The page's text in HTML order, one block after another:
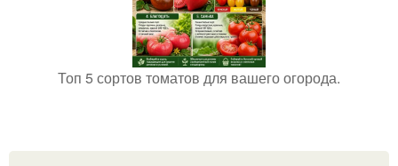
Топ 5 сортов томатов для вашего огорода.